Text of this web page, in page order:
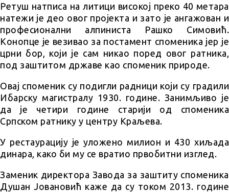
Ретуш натписа на литици високој преко 40 метара
натежи је део овог пројекта и зато је ангажован и
професионални алпиниста Рашко Симовић.
Конопце је везивао за постамент споменика јер је
црни бор, који је сам никао поред овог ратника,
под заштитом државе као споменик природе.
Овај споменик су подигли радници који су градили
Ибарску магистралу 1930. године. Занимљиво је
да је четири године старији од споменика
Српском ратнику у центру Краљева.
У рестаурацију је уложено милион и 430 хиљада
динара, како би му се вратио првобитни изглед.
Заменик директора Завода за заштиту споменика
Душан Јовановић каже да су током 2013. године